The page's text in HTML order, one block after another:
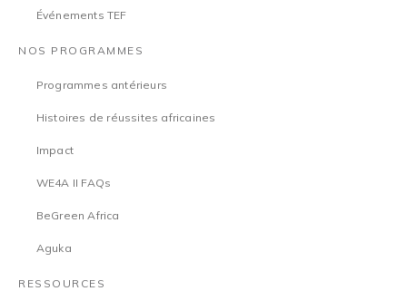
Événements TEF
NOS PROGRAMMES
Programmes antérieurs
Histoires de réussites africaines
Impact
WE4A II FAQs
BeGreen Africa
Aguka
RESSOURCES